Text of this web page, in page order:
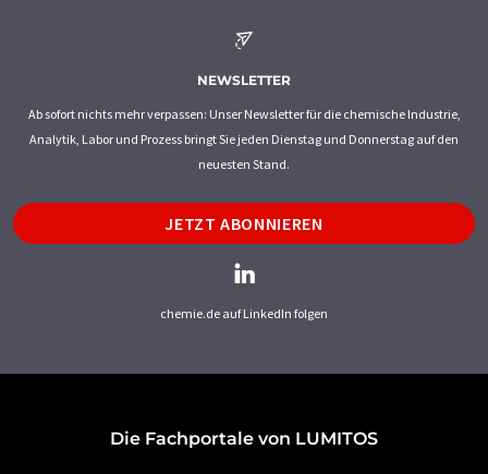
NEWSLETTER
Ab sofort nichts mehr verpassen: Unser Newsletter für die chemische Industrie,
Analytik, Labor und Prozess bringt Sie jeden Dienstag und Donnerstag auf den
neuesten Stand.
JETZT ABONNIEREN
chemie.de auf LinkedIn folgen
Die Fachportale von LUMITOS